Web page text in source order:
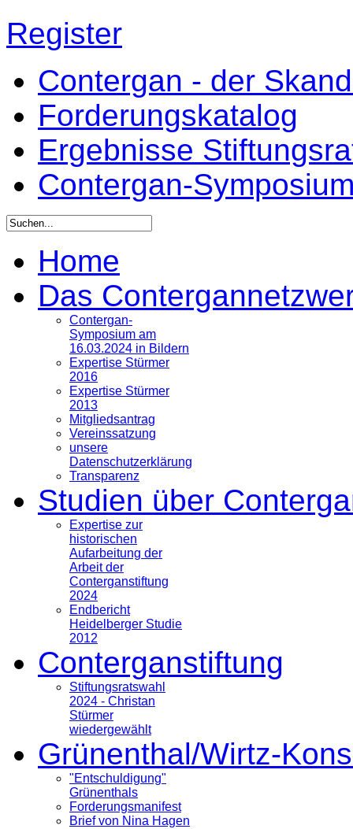
Register
Contergan - der
Forderungskatalog
Ergebnisse
Contergan-
Home
Das
Contergan-
Symposium am
16.03.2024 in Bildern
Expertise Stürmer
2016
Expertise Stürmer
2013
Mitgliedsantrag
Vereinssatzung
unsere
Datenschutzerklärung
Transparenz
Studien über
Expertise zur
historischen
Aufarbeitung der
Arbeit der
Conterganstiftung
2024
Endbericht
Heidelberger Studie
2012
Conterganstiftung
Stiftungsratswahl
2024 - Christan
Stürmer
wiedergewählt
Grünenthal/Wirtz-
"Entschuldigung"
Grünenthals
Forderungsmanifest
Brief von Nina Hagen